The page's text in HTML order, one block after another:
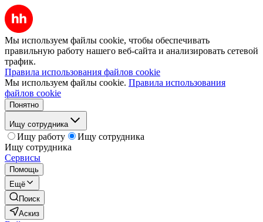
Мы используем файлы cookie, чтобы обеспечивать
правильную работу нашего веб-сайта и анализировать сетевой
трафик.
Правила использования файлов cookie
Мы используем файлы cookie. Правила использования
файлов cookie
Понятно
Ищу сотрудника
Ищу работу
Ищу сотрудника
Ищу сотрудника
Сервисы
Помощь
Ещё
Поиск
Аскиз